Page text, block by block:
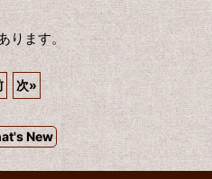
ります。
次»
New